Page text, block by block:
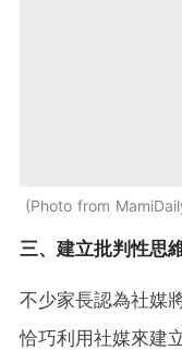
Photo from
三、建立批判性思
不少家長認為社媒
恰巧利用社媒來建